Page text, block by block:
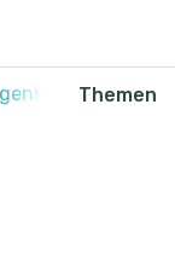
KrebsThemen